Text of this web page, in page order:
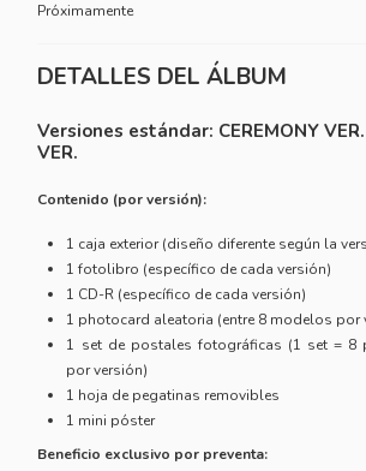
Próximamente
DETALLES DEL ÁLBUM
Versiones estándar: CEREMONY
VER.
Contenido (por versión):
1 caja exterior (diseño diferente según la
1 fotolibro (específico de cada versión)
1 CD-R (específico de cada versión)
1 photocard aleatoria (entre 8 modelos por
1 set de postales fotográficas (1 set = 8
por versión)
1 hoja de pegatinas removibles
1 mini póster
Beneficio exclusivo por preventa: